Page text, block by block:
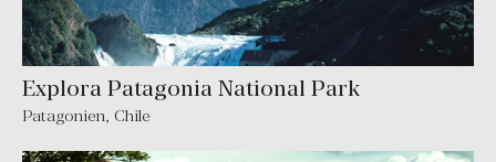
Explora Patagonia National Park
Patagonien, Chile